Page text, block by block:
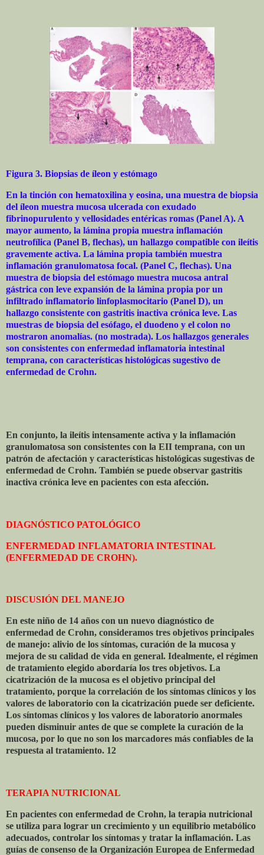
Figura 3. Biopsias de íleon y estómago
En la tinción con hematoxilina y eosina, una muestra de biopsia
del íleon muestra mucosa ulcerada con exudado
fibrinopurulento y vellosidades entéricas romas (Panel A). A
mayor aumento, la lámina propia muestra inflamación
neutrofílica (Panel B, flechas), un hallazgo compatible con ileítis
gravemente activa. La lámina propia también muestra
inflamación granulomatosa focal. (Panel C, flechas). Una
muestra de biopsia del estómago muestra mucosa antral
gástrica con leve expansión de la lámina propia por un
infiltrado inflamatorio linfoplasmocitario (Panel D), un
hallazgo consistente con gastritis inactiva crónica leve. Las
muestras de biopsia del esófago, el duodeno y el colon no
mostraron anomalías. (no mostrada). Los hallazgos generales
son consistentes con enfermedad inflamatoria intestinal
temprana, con características histológicas sugestivo de
enfermedad de Crohn.
En conjunto, la ileítis intensamente activa y la inflamación
granulomatosa son consistentes con la EII temprana, con un
patrón de afectación y características histológicas sugestivas de
enfermedad de Crohn. También se puede observar gastritis
inactiva crónica leve en pacientes con esta afección.
DIAGNÓSTICO PATOLÓGICO
ENFERMEDAD INFLAMATORIA INTESTINAL
(ENFERMEDAD DE CROHN).
DISCUSIÓN DEL MANEJO
En este niño de 14 años con un nuevo diagnóstico de
enfermedad de Crohn, consideramos tres objetivos principales
de manejo: alivio de los síntomas, curación de la mucosa y
mejora de su calidad de vida en general. Idealmente, el régimen
de tratamiento elegido abordaría los tres objetivos. La
cicatrización de la mucosa es el objetivo principal del
tratamiento, porque la correlación de los síntomas clínicos y los
valores de laboratorio con la cicatrización puede ser deficiente.
Los síntomas clínicos y los valores de laboratorio anormales
pueden disminuir antes de que se complete la curación de la
mucosa, por lo que no son los marcadores más confiables de la
respuesta al tratamiento. 12
TERAPIA NUTRICIONAL
En pacientes con enfermedad de Crohn, la terapia nutricional
se utiliza para lograr un crecimiento y un equilibrio metabólico
adecuados, controlar los síntomas y tratar la inflamación. Las
guías de consenso de la Organización Europea de Enfermedad